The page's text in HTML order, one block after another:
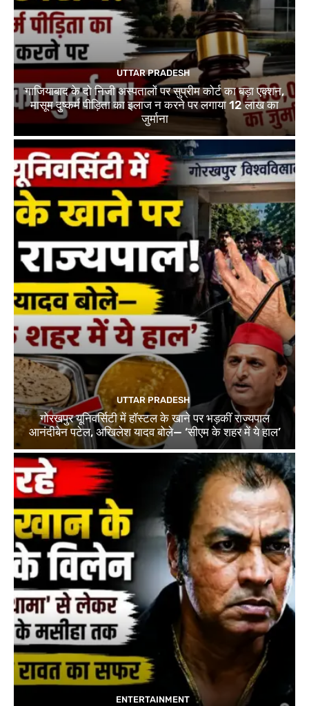
UTTAR PRADESH
गाजियाबाद के दो निजी अस्पतालों पर सुप्रीम कोर्ट का बड़ा एक्शन,
मासूम दुष्कर्म पीड़िता का इलाज न करने पर लगाया 12 लाख का
जुर्माना
UTTAR PRADESH
गोरखपुर यूनिवर्सिटी में हॉस्टल के खाने पर भड़कीं राज्यपाल
आनंदीबेन पटेल, अखिलेश यादव बोले— ‘सीएम के शहर में ये हाल’
ENTERTAINMENT